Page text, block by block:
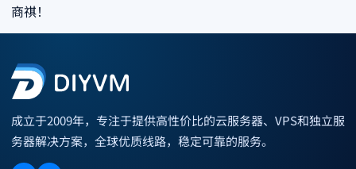
商祺！
成立于2009年，专注于提供高性价比的云服务器、VPS和独立服
务器解决方案，全球优质线路，稳定可靠的服务。